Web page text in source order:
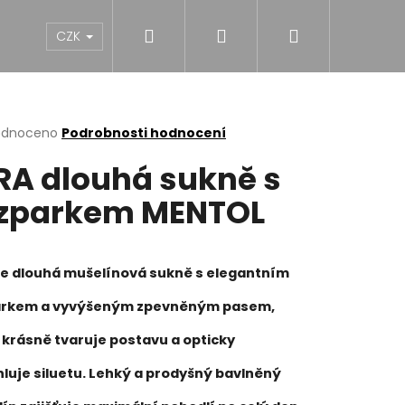
DÍVKY CHLAPCI MUŽI
CZK Přihlášení
Podrobnosti hodnocení
dlouhá sukně s
MENTOL
dlouhá mušelínová sukně s elegantním
a vyvýšeným zpevněným pasem,
tvaruje postavu a opticky
siluetu. Lehký a prodyšný bavlněný